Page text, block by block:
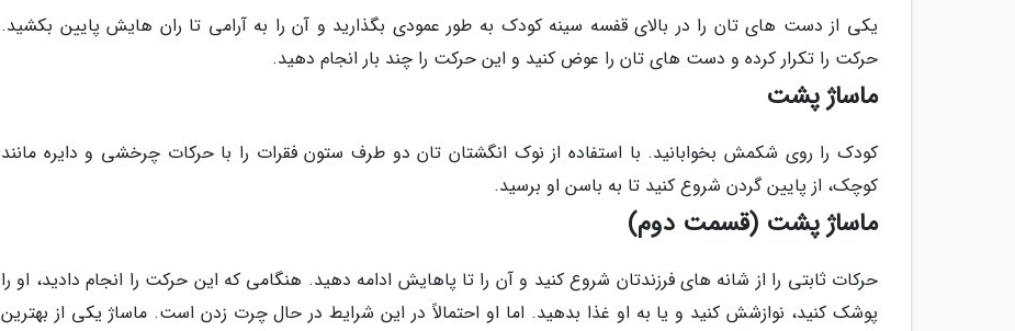
یکی از دست های تان را در بالای قفسه سینه کودک به طور عمودی بگذارید و آن را به آرامی تا ران هایش پایین بکشید.
حرکت را تکرار کرده و دست های تان را عوض کنید و این حرکت را چند بار انجام دهید.
ماساژ پشت
کودک را روی شکمش بخوابانید. با استفاده از نوک انگشتان تان دو طرف ستون فقرات را با حرکات چرخشی و دایره مانند
کوچک، از پایین گردن شروع کنید تا به باسن او برسید.
ماساژ پشت (قسمت دوم)
حرکات ثابتی را از شانه های فرزندتان شروع کنید و آن را تا پاهایش ادامه دهید. هنگامی که این حرکت را انجام دادید، او را
پوشک کنید، نوازشش کنید و یا به او غذا بدهید. اما او احتمالاً در این شرایط در حال چرت زدن است. ماساژ یکی از بهترین